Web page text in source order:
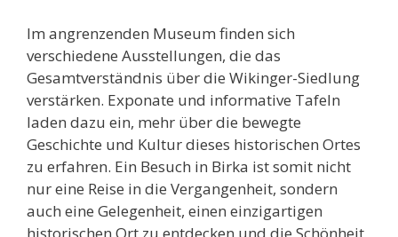
Im angrenzenden Museum finden sich
verschiedene Ausstellungen, die das
Gesamtverständnis über die Wikinger-Siedlung
verstärken. Exponate und informative Tafeln
laden dazu ein, mehr über die bewegte
Geschichte und Kultur dieses historischen Ortes
zu erfahren. Ein Besuch in Birka ist somit nicht
nur eine Reise in die Vergangenheit, sondern
auch eine Gelegenheit, einen einzigartigen